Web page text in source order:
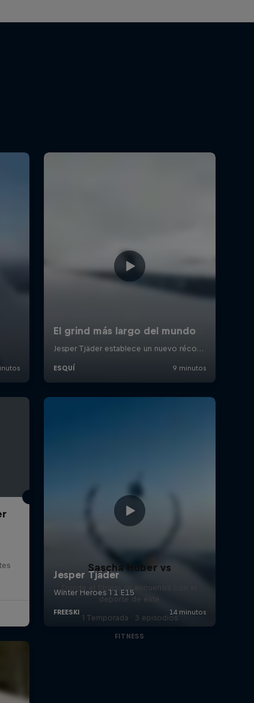
Sascha Huber vs
Donde el fitness se encuentra con el
deporte de élite
1 Temporada · 3 episodios
FITNESS